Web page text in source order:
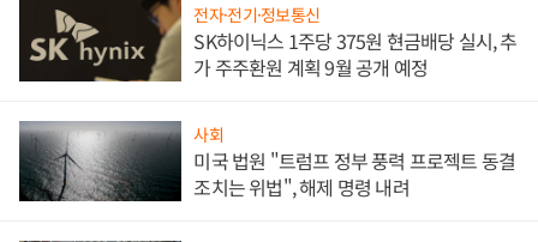
전자·전기·정보통신
SK하이닉스 1주당 375원 현금배당 실시, 추
가 주주환원 계획 9월 공개 예정
사회
미국 법원 "트럼프 정부 풍력 프로젝트 동결
조치는 위법", 해제 명령 내려